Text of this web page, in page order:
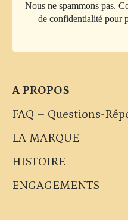
Nous ne spammons pas.
de confidentialité pour
A PROPOS
FAQ – Questions-
LA MARQUE
HISTOIRE
ENGAGEMENTS